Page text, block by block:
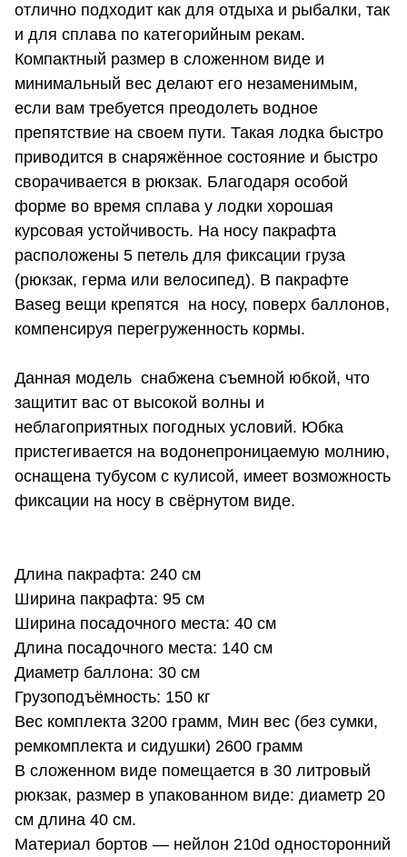
отлично подходит как для отдыха и рыбалки, так
и для сплава по категорийным рекам.
Компактный размер в сложенном виде и
минимальный вес делают его незаменимым,
если вам требуется преодолеть водное
препятствие на своем пути. Такая лодка быстро
приводится в снаряжённое состояние и быстро
сворачивается в рюкзак. Благодаря особой
форме во время сплава у лодки хорошая
курсовая устойчивость. На носу пакрафта
расположены 5 петель для фиксации груза
(рюкзак, герма или велосипед). В пакрафте
Baseg вещи крепятся на носу, поверх баллонов,
компенсируя перегруженность кормы.
Данная модель снабжена съемной юбкой, что
защитит вас от высокой волны и
неблагоприятных погодных условий. Юбка
пристегивается на водонепроницаемую молнию,
оснащена тубусом с кулисой, имеет возможность
фиксации на носу в свёрнутом виде.
Длина пакрафта: 240 см
Ширина пакрафта: 95 см
Ширина посадочного места: 40 см
Длина посадочного места: 140 см
Диаметр баллона: 30 см
Грузоподъёмность: 150 кг
Вес комплекта 3200 грамм, Мин вес (без сумки,
ремкомплекта и сидушки) 2600 грамм
В сложенном виде помещается в 30 литровый
рюкзак, размер в упакованном виде: диаметр 20
см длина 40 см.
Материал бортов — нейлон 210d односторонний